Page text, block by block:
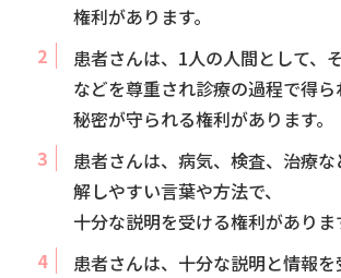
権利があります。
患者さんは、1人の人間として、
などを尊重され診療の過程で得
秘密が守られる権利があります。
患者さんは、病気、検査、治療
解しやすい言葉や方法で、
十分な説明を受ける権利がありま
患者さんは、十分な説明と情報